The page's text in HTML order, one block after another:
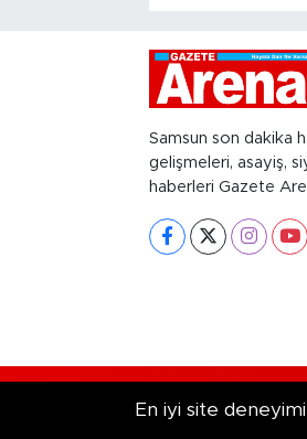
Samsun son dakika
gelişmeleri, asayiş,
haberleri Gazete
RSS
En iyi site